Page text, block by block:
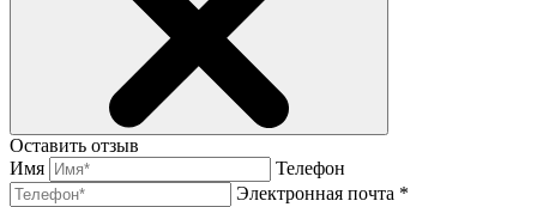
Оставить отзыв
Имя
Телефон
Электронная почта *